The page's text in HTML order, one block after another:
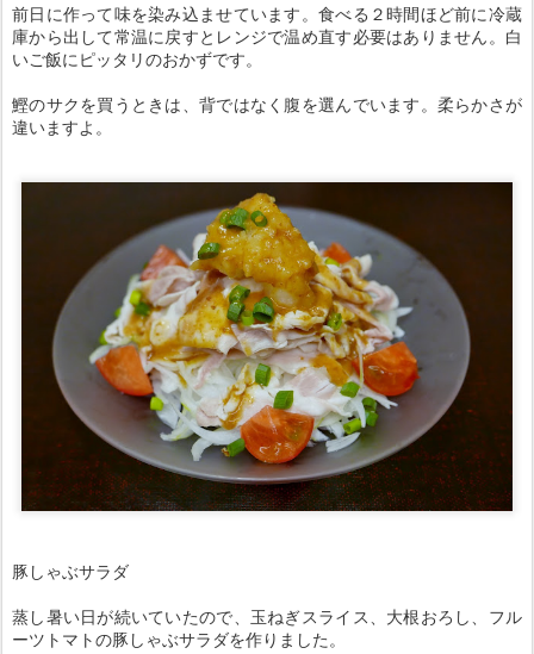
前日に作って味を染み込ませています。食べる２時間ほど前に冷蔵
庫から出して常温に戻すとレンジで温め直す必要はありません。白
いご飯にピッタリのおかずです。
鰹のサクを買うときは、背ではなく腹を選んでいます。柔らかさが
違いますよ。
豚しゃぶサラダ
蒸し暑い日が続いていたので、玉ねぎスライス、大根おろし、フル
ーツトマトの豚しゃぶサラダを作りました。